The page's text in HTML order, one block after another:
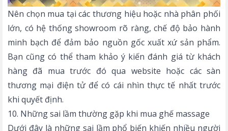
Nên chọn mua tại các thương hiệu hoặc nhà phân phối
lớn, có hệ thống showroom rõ ràng, chế độ bảo hành
minh bạch để đảm bảo nguồn gốc xuất xứ sản phẩm.
Bạn cũng có thể tham khảo ý kiến đánh giá từ khách
hàng đã mua trước đó qua website hoặc các sàn
thương mại điện tử để có cái nhìn thực tế nhất trước
khi quyết định.
10. Những sai lầm thường gặp khi mua ghế massage
Dưới đây là những sai lầm phổ biến khiến nhiều người